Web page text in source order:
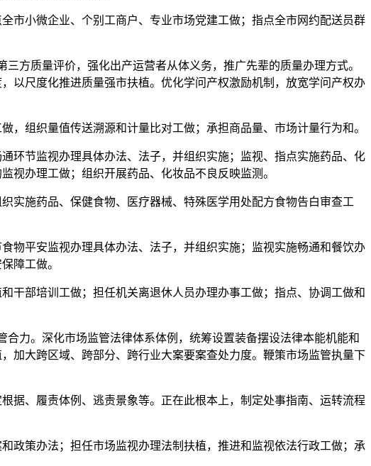
小微企业、个别工商户、专业市场党建工做；指点全市网约配送员群
质量评价，强化出产运营者从体义务，推广先辈的质量办理方式。
以尺度化推进质量强市扶植。优化学问产权激励机制，放宽学问产权办
组织量值传送溯源和计量比对工做；承担商品量、市场计量行为和。
节监视办理具体办法、法子，并组织实施；监视、指点实施药品、化
视办理工做；组织开展药品、化妆品不良反映监测。
施药品、保健食物、医疗器械、特殊医学用处配方食物告白审查工
平安监视办理具体办法、法子，并组织实施；监视实施畅通和餐饮办
障工做。
部培训工做；担任机关离退休人员办理办事工做；指点、协调工做和
力。深化市场监管法律体系体例，统筹设置装备摆设法律本能机能和
加大跨区域、跨部分、跨行业大案要案查处力度。鞭策市场监管执量下
、履责体例、逃责景象等。正在此根本上，制定处事指南、运转流程
策办法；担任市场监视办理法制扶植，推进和监视依法行政工做；承